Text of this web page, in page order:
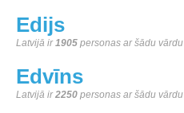
Edijs
Latvijā ir1905 personas ar šādu vārdu
Edvīns
Latvijā ir2250 personas ar šādu vārdu